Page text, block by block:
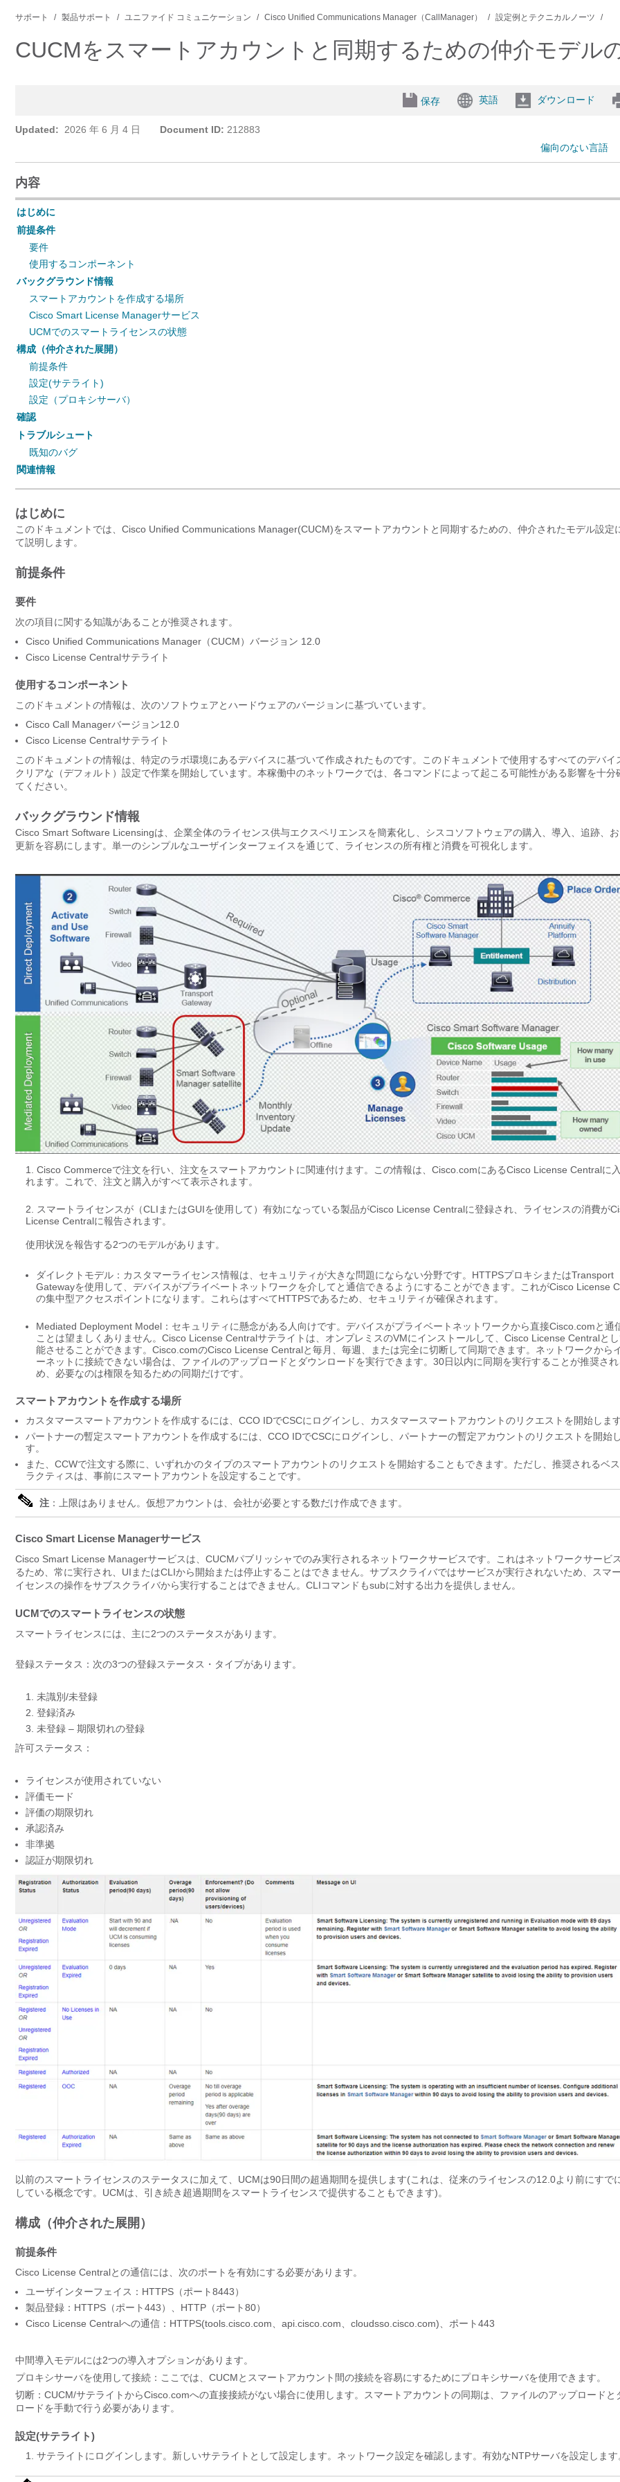
サポート 製品サポート ユニファイド コミュニケーション Cisco Unified Communications Manager（CallManager） 設定例とテクニカルノーツ
CUCMをスマートアカウントと同期するための仲介モデル
保存 英語 ダウンロード
Updated: 2026 年 6 月 4 日 Document ID: 212883
偏向のない言語
内容
はじめに
前提条件
要件
使用するコンポーネント
バックグラウンド情報
スマートアカウントを作成する場所
Cisco Smart License Managerサービス
UCMでのスマートライセンスの状態
構成（仲介された展開）
前提条件
設定(サテライト)
設定（プロキシサーバ）
確認
トラブルシュート
既知のバグ
関連情報
はじめに
このドキュメントでは、Cisco Unified Communications Manager(CUCM)をスマートアカウントと同期するための、仲介されたモデル設定
て説明します。
前提条件
要件
次の項目に関する知識があることが推奨されます。
Cisco Unified Communications Manager（CUCM）バージョン 12.0
Cisco License Centralサテライト
使用するコンポーネント
このドキュメントの情報は、次のソフトウェアとハードウェアのバージョンに基づいています。
Cisco Call Managerバージョン12.0
Cisco License Centralサテライト
このドキュメントの情報は、特定のラボ環境にあるデバイスに基づいて作成されたものです。このドキュメントで使用するすべてのデバイ
クリアな（デフォルト）設定で作業を開始しています。本稼働中のネットワークでは、各コマンドによって起こる可能性がある影響を十分
てください。
バックグラウンド情報
Cisco Smart Software Licensingは、企業全体のライセンス供与エクスペリエンスを簡素化し、シスコソフトウェアの購入、導入、追跡、
更新を容易にします。単一のシンプルなユーザインターフェイスを通じて、ライセンスの所有権と消費を可視化します。
Cisco Commerceで注文を行い、注文をスマートアカウントに関連付けます。この情報は、Cisco.comにあるCisco License Centralに
れます。これで、注文と購入がすべて表示されます。
スマートライセンスが（CLIまたはGUIを使用して）有効になっている製品がCisco License Centralに登録され、ライセンスの消費が
License Centralに報告されます。
使用状況を報告する2つのモデルがあります。
ダイレクトモデル：カスタマーライセンス情報は、セキュリティが大きな問題にならない分野です。HTTPSプロキシまたはTransport
Gatewayを使用して、デバイスがプライベートネットワークを介してと通信できるようにすることができます。これがCisco License
の集中型アクセスポイントになります。これらはすべてHTTPSであるため、セキュリティが確保されます。
Mediated Deployment Model：セキュリティに懸念がある人向けです。デバイスがプライベートネットワークから直接Cisco.comと通
ことは望ましくありません。Cisco License Centralサテライトは、オンプレミスのVMにインストールして、Cisco License Centralと
能させることができます。Cisco.comのCisco License Centralと毎月、毎週、または完全に切断して同期できます。ネットワークから
ーネットに接続できない場合は、ファイルのアップロードとダウンロードを実行できます。30日以内に同期を実行することが推奨され
め、必要なのは権限を知るための同期だけです。
スマートアカウントを作成する場所
カスタマースマートアカウントを作成するには、CCO IDでCSCにログインし、カスタマースマートアカウントのリクエストを開始します
パートナーの暫定スマートアカウントを作成するには、CCO IDでCSCにログインし、パートナーの暫定アカウントのリクエストを開始
す。
また、CCWで注文する際に、いずれかのタイプのスマートアカウントのリクエストを開始することもできます。ただし、推奨されるベ
ラクティスは、事前にスマートアカウントを設定することです。
注 ：上限はありません。仮想アカウントは、会社が必要とする数だけ作成できます。
Cisco Smart License Managerサービス
Cisco Smart License Managerサービスは、CUCMパブリッシャでのみ実行されるネットワークサービスです。これはネットワークサービ
るため、常に実行され、UIまたはCLIから開始または停止することはできません。サブスクライバではサービスが実行されないため、スマ
イセンスの操作をサブスクライバから実行することはできません。CLIコマンドもsubに対する出力を提供しません。
UCMでのスマートライセンスの状態
スマートライセンスには、主に2つのステータスがあります。
登録ステータス：次の3つの登録ステータス・タイプがあります。
未識別/未登録
登録済み
未登録 – 期限切れの登録
許可ステータス：
ライセンスが使用されていない
評価モード
評価の期限切れ
承認済み
非準拠
認証が期限切れ
以前のスマートライセンスのステータスに加えて、UCMは90日間の超過期間を提供します(これは、従来のライセンスの12.0より前にすで
している概念です。 UCMは、引き続き超過期間をスマートライセンスで提供することもできます)。
構成（仲介された展開）
前提条件
Cisco License Centralとの通信には、次のポートを有効にする必要があります。
ユーザインターフェイス：HTTPS（ポート8443）
製品登録：HTTPS（ポート443）、HTTP（ポート80）
Cisco License Centralへの通信：HTTPS(tools.cisco.com、api.cisco.com、cloudsso.cisco.com)、ポート443
中間導入モデルには2つの導入オプションがあります。
プロキシサーバを使用して接続：ここでは、CUCMとスマートアカウント間の接続を容易にするためにプロキシサーバを使用できます。
切断：CUCM/サテライトからCisco.comへの直接接続がない場合に使用します。スマートアカウントの同期は、ファイルのアップロードと
ロードを手動で行う必要があります。
設定(サテライト)
サテライトにログインします。新しいサテライトとして設定します。ネットワーク設定を確認します。有効なNTPサーバを設定します